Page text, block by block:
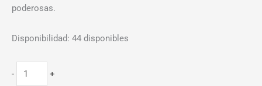
poderosas.
Disponibilidad: 44 disponibles
- +